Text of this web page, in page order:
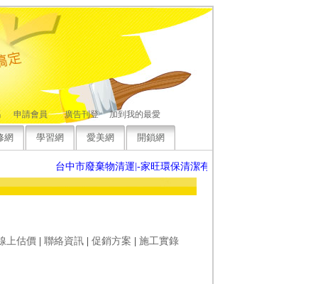
申請會員 廣告刊登 加到我的最愛
網 學習網 愛美網 開鎖網
台中市廢棄物清運|-家旺環保清潔有限公司歡迎來電洽詢，竭
上估價 聯絡資訊| 促銷方案 施工實錄